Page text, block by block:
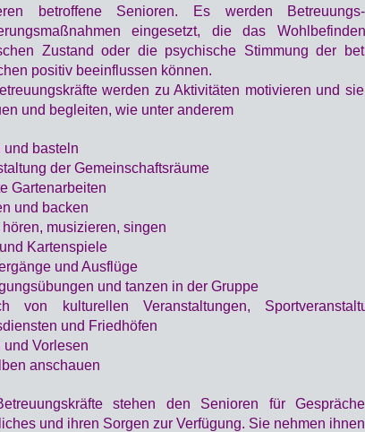
betroffene Senioren. Es werden
eingesetzt, die das
Zustand oder die psychische Stimmung der
positiv beeinflussen können.
werden zu Aktivitäten motivieren und
und begleiten, wie unter anderem
und basteln
der Gemeinschaftsräume
Gartenarbeiten
und backen
hören, musizieren, singen
Kartenspiele
und Ausflüge
und tanzen in der Gruppe
von kulturellen Veranstaltungen,
und Friedhöfen
und Vorlesen
anschauen
stehen den Senioren für
und ihren Sorgen zur Verfügung. Sie nehmen